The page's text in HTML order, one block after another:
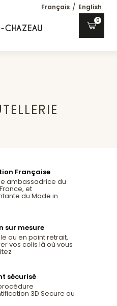
Français / English
0
Française
ambassadrice du
et
du Made in
sur mesure
ou en point retrait,
vos colis là où vous
sécurisé
3D Secure ou